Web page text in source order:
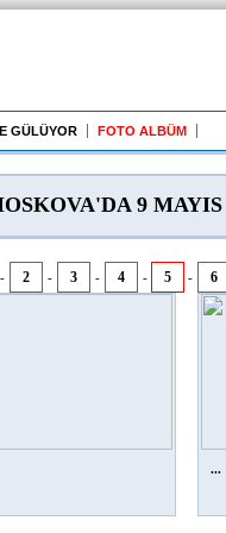
GÜLÜYOR FOTO ALBÜM
9
- 2 - 3 - 4 - 5 - 6
...